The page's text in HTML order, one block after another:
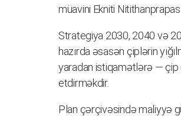
müavini Ekniti
Strategiya 2030, 2040 və
hazırda əsasən çiplərin
yaradan istiqamətlərə — çip
etdirməkdir.
Plan çərçivəsində maliyyə